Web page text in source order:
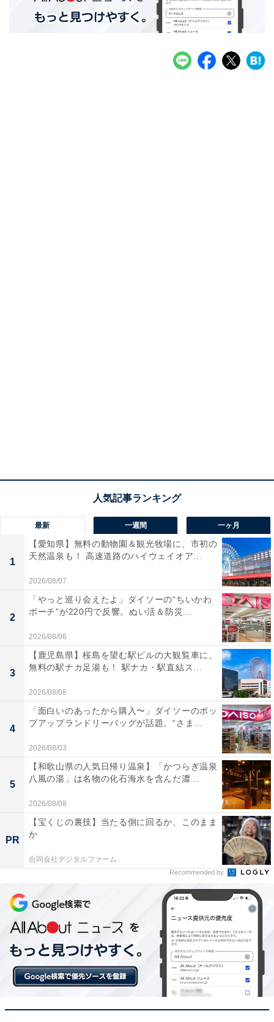
最新 一週間 一ヶ月
1
【愛知県】無料の動物園＆観光牧場に、市初の
天然温泉も！ 高速道路のハイウェイオア...
2026/08/07
2
「やっと巡り会えたよ」ダイソーの“ちいかわ
ポーチ”が220円で反響。ぬい活＆防災...
2026/08/06
3
【鹿児島県】桜島を望む駅ビルの大観覧車に、
無料の駅ナカ足湯も！ 駅ナカ・駅直結ス...
2026/08/08
4
「面白いのあったから購入〜」ダイソーのポッ
プアップランドリーバッグが話題。“さま...
2026/08/03
5
【和歌山県の人気日帰り温泉】「かつらぎ温泉
八風の湯」は名物の化石海水を含んだ濃...
2026/08/08
PR
【宝くじの裏技】当たる側に回るか、このまま
か
合同会社デジタルファーム
Recommended by